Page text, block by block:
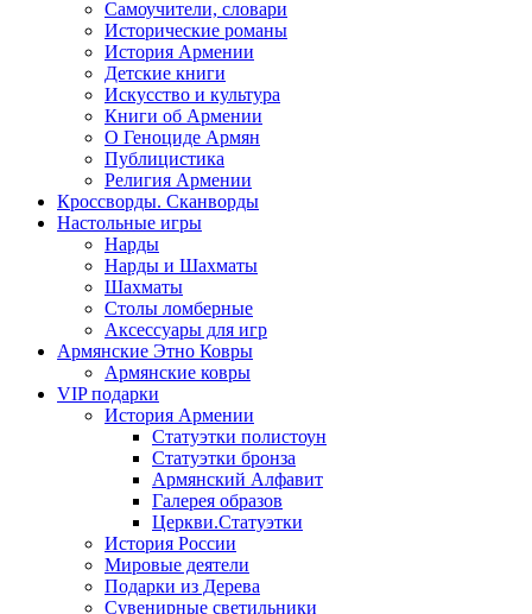
Самоучители, словари
Исторические романы
История Армении
Детские книги
Иcкусство и культура
Книги об Армении
О Геноциде Армян
Публицистика
Религия Армении
Кроссворды. Сканворды
Настольные игры
Нарды
Нарды и Шахматы
Шахматы
Столы ломберные
Аксессуары для игр
Армянские Этно Ковры
Армянские ковры
VIP подарки
История Армении
Статуэтки полистоун
Статуэтки бронза
Армянский Алфавит
Галерея образов
Церкви.Статуэтки
История России
Мировые деятели
Подарки из Дерева
Сувенирные светильники